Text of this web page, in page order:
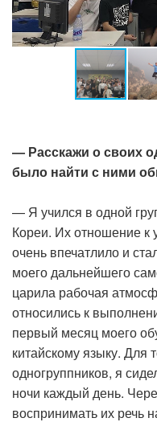
— Расскажи о своих
было найти с ними
— Я учился в одной
Кореи. Их отношение к
очень впечатлило и
моего дальнейшего
царила рабочая
относились к
первый месяц моего
китайскому языку. Для
одногруппников, я
ночи каждый день.
воспринимать их речь